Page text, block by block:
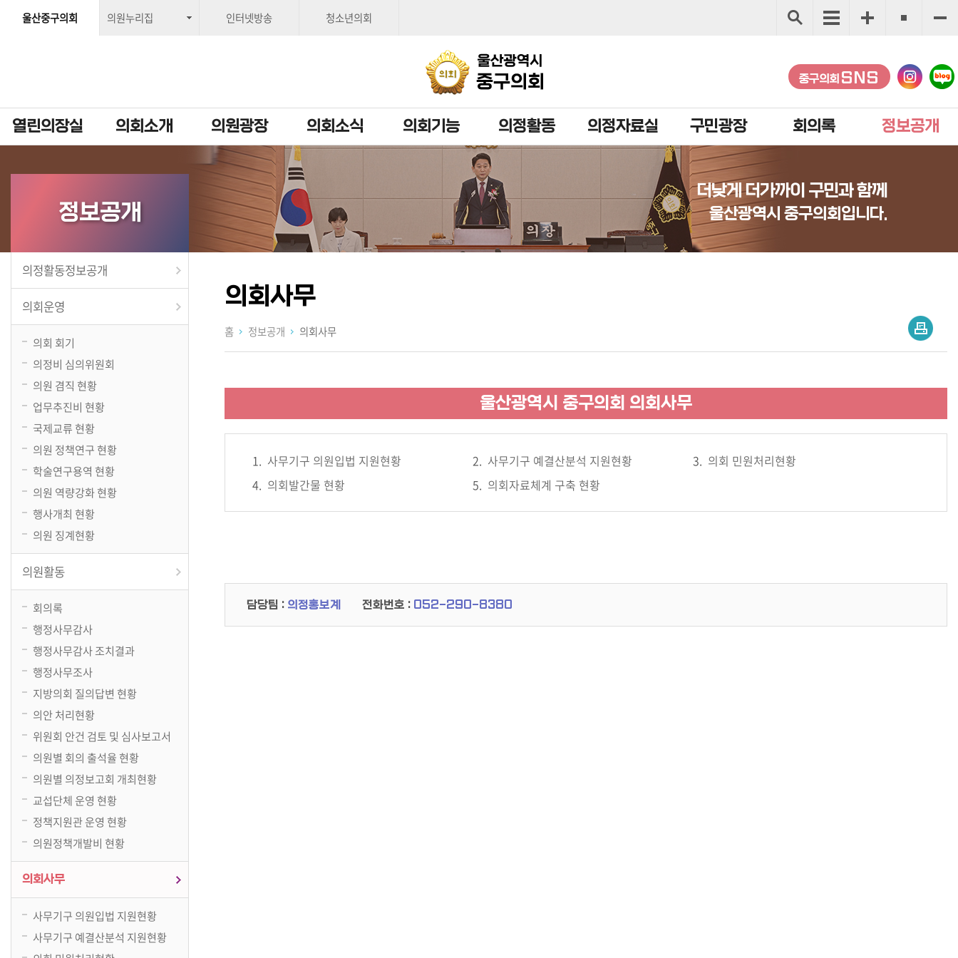
울산중구의회 의원누리집 인터넷방송 청소년의회
열린의장실 의회소개 의원광장 의회소식 의회기능 의정활동 의정자료실 구민광장 회의록 정보공개
중구의회 SNS
더낮게 더가까이 구민과 함께
울산광역시 중구의회입니다.
정보공개
의정활동정보공개
의회운영
의회 회기
의정비 심의위원회
의원 겸직 현황
업무추진비 현황
국제교류 현황
의원 정책연구 현황
학술연구용역 현황
의원 역량강화 현황
행사개최 현황
의원 징계현황
의원활동
회의록
행정사무감사
행정사무감사 조치결과
행정사무조사
지방의회 질의답변 현황
의안 처리현황
위원회 안건 검토 및 심사보고서
의원별 회의 출석율 현황
의원별 의정보고회 개최현황
교섭단체 운영 현황
정책지원관 운영 현황
의원정책개발비 현황
의회사무
사무기구 의원입법 지원현황
사무기구 예결산분석 지원현황
홈 정보공개 의회사무
의회사무
울산광역시 중구의회 의회사무
사무기구 의원입법 지원현황 사무기구 예결산분석 지원현황
의회 민원처리현황
의회발간물 현황
의회자료체계 구축 현황
담당팀 : 의정홍보계 전화번호 : 052-290-8380